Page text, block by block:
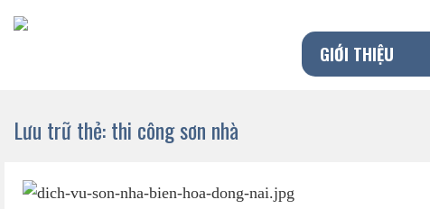
Chuyển
đến
GIỚI THIỆU
Lưu trữ thẻ:thi công sơn nhà